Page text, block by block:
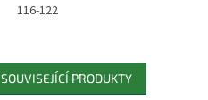
116-122
PRODUKTY